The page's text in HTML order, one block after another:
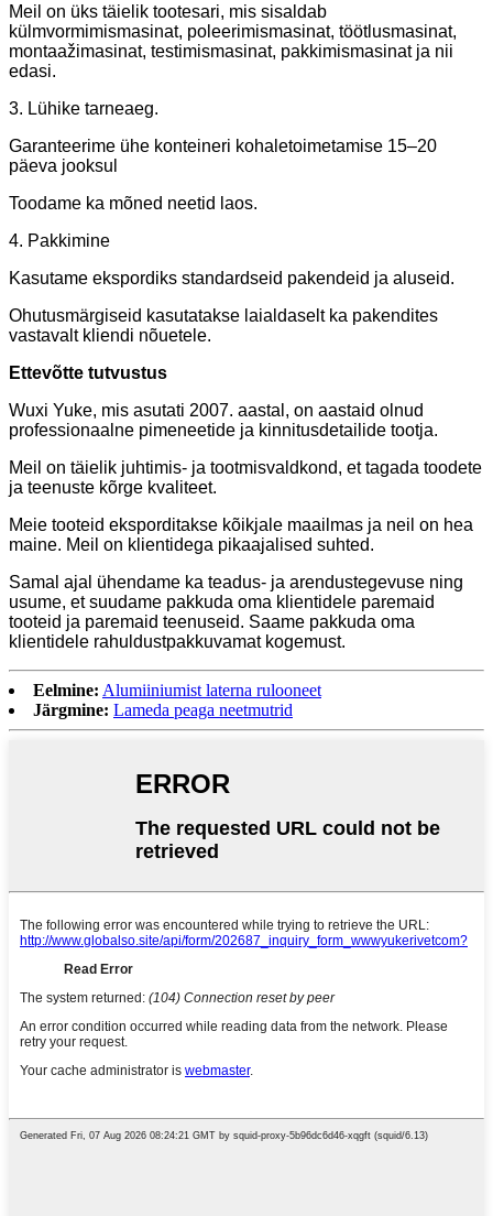
Meil on üks täielik tootesari, mis sisaldab
külmvormimismasinat, poleerimismasinat, töötlusmasinat,
montaažimasinat, testimismasinat, pakkimismasinat ja nii
edasi.
3. Lühike tarneaeg.
Garanteerime ühe konteineri kohaletoimetamise 15–20
päeva jooksul
Toodame ka mõned neetid laos.
4. Pakkimine
Kasutame ekspordiks standardseid pakendeid ja aluseid.
Ohutusmärgiseid kasutatakse laialdaselt ka pakendites
vastavalt kliendi nõuetele.
Ettevõtte tutvustus
Wuxi Yuke, mis asutati 2007. aastal, on aastaid olnud
professionaalne pimeneetide ja kinnitusdetailide tootja.
Meil on täielik juhtimis- ja tootmisvaldkond, et tagada toodete
ja teenuste kõrge kvaliteet.
Meie tooteid eksporditakse kõikjale maailmas ja neil on hea
maine. Meil ​​on klientidega pikaajalised suhted.
Samal ajal ühendame ka teadus- ja arendustegevuse ning
usume, et suudame pakkuda oma klientidele paremaid
tooteid ja paremaid teenuseid. Saame pakkuda oma
klientidele rahuldustpakkuvamat kogemust.
Eelmine: Alumiiniumist laterna rulooneet
Järgmine: Lameda peaga neetmutrid